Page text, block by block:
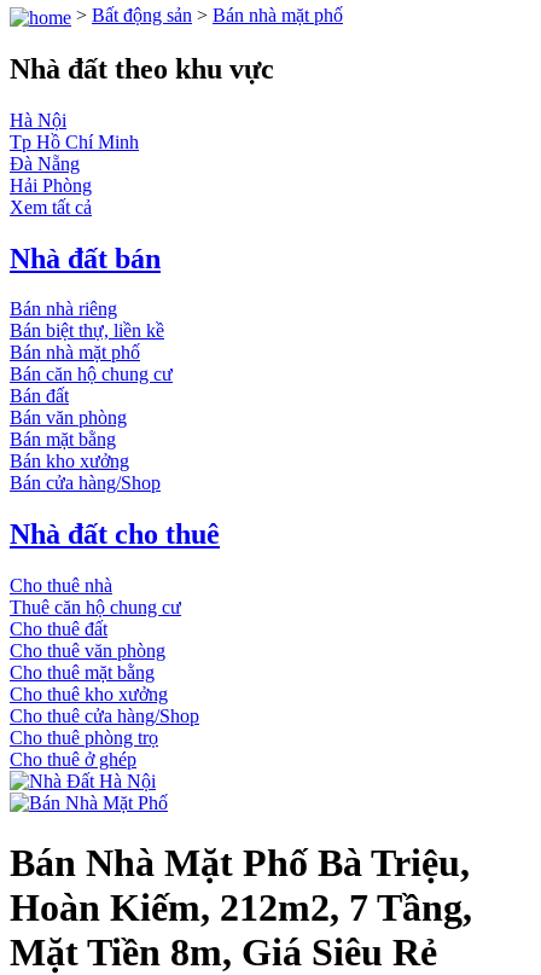
> Bất động sản > Bán nhà mặt phố
Nhà đất theo khu vực
Hà Nội
Tp Hồ Chí Minh
Đà Nẵng
Hải Phòng
Xem tất cả
Nhà đất bán
Bán nhà riêng
Bán biệt thự, liền kề
Bán nhà mặt phố
Bán căn hộ chung cư
Bán đất
Bán văn phòng
Bán mặt bằng
Bán kho xưởng
Bán cửa hàng/Shop
Nhà đất cho thuê
Cho thuê nhà
Thuê căn hộ chung cư
Cho thuê đất
Cho thuê văn phòng
Cho thuê mặt bằng
Cho thuê kho xưởng
Cho thuê cửa hàng/Shop
Cho thuê phòng trọ
Cho thuê ở ghép
Bán Nhà Mặt Phố Bà Triệu,
Hoàn Kiếm, 212m2, 7 Tầng,
Mặt Tiền 8m, Giá Siêu Rẻ